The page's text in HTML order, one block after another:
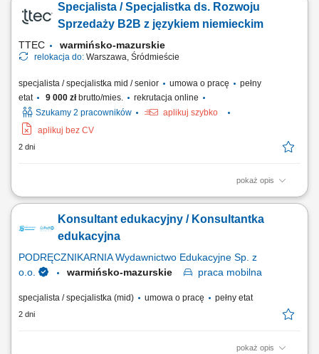
szkolnej/akademickiej na spotkaniach w placówkach oświatowych
umówionych przez The Point. Umawianiem i przeprowadzaniem
Specjalista / Specjalistka ds. Rozwoju
Sprzedaży B2B z językiem niemieckim
TTEC warmińsko-mazurskie
relokacja do: Warszawa, Śródmieście
specjalista / specjalistka mid / senior umowa o pracę
pełny
etat
9 000 złbrutto/mies.
rekrutacja online
Szukamy 2 pracowników
aplikuj szybko
aplikuj bez CV
2 dni
pokaż opis
Opis stanowiska wyszukiwanie i analizowanie potencjalnych klientów
sprzedażowych oraz kwalifikowanie leadów dla zespołu handlowego,
prowadzenie pierwszego kontaktu z potencjalnymi klientami i badanie
Konsultant edukacyjny / Konsultantka
edukacyjna
PODRĘCZNIKARNIA Wydawnictwo Edukacyjne Sp. z
o.o.
warmińsko-mazurskie praca mobilna
specjalista / specjalistka (mid) umowa o pracę pełny etat
2 dni
pokaż opis